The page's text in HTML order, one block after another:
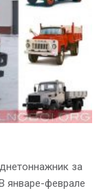
за
январе-феврале